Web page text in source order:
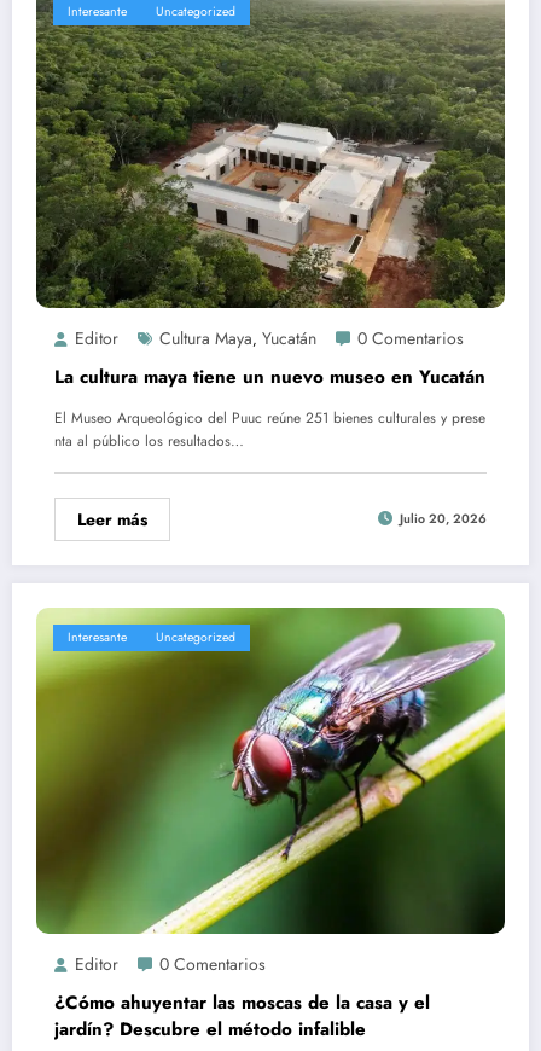
Interesante Uncategorized
Editor Cultura Maya, Yucatán 0 Comentarios
La cultura maya tiene un nuevo museo en Yucatán
El Museo Arqueológico del Puuc reúne 251 bienes culturales y prese
nta al público los resultados…
Leer más Julio 20, 2026
Interesante Uncategorized
Editor 0 Comentarios
¿Cómo ahuyentar las moscas de la casa y el
jardín? Descubre el método infalible